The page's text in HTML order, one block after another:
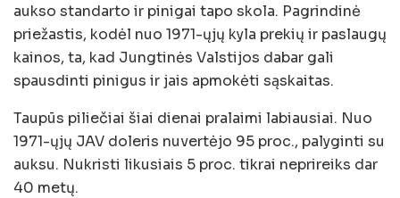
aukso standarto ir pinigai tapo skola. Pagrindinė
priežastis, kodėl nuo 1971-ųjų kyla prekių ir paslaugų
kainos, ta, kad Jungtinės Valstijos dabar gali
spausdinti pinigus ir jais apmokėti sąskaitas.
Taupūs piliečiai šiai dienai pralaimi labiausiai. Nuo
1971-ųjų JAV doleris nuvertėjo 95 proc., palyginti su
auksu. Nukristi likusiais 5 proc. tikrai neprireiks dar
40 metų.